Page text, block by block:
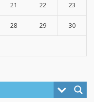
21 22 23
28 29 30